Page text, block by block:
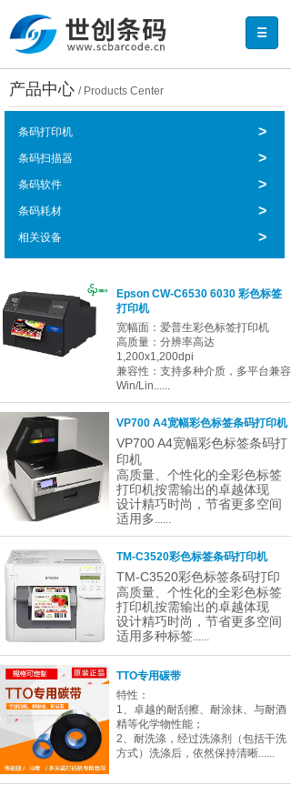
产品中心 / Products Center
条码打印机 >
条码扫描器 >
条码软件 >
条码耗材 >
相关设备 >
Epson CW-C6530 6030 彩色标签
打印机
宽幅面：爱普生彩色标签打印机
高质量：分辨率高达
1,200x1,200dpi
兼容性：支持多种介质，多平台兼容
Win/Lin......
VP700 A4宽幅彩色标签条码打印机
VP700 A4宽幅彩色标签条码打
印机
高质量、个性化的全彩色标签
打印机按需输出的卓越体现
设计精巧时尚，节省更多空间
适用多......
TM-C3520彩色标签条码打印机
TM-C3520彩色标签条码打印
高质量、个性化的全彩色标签
打印机按需输出的卓越体现
设计精巧时尚，节省更多空间
适用多种标签......
TTO专用碳带
特性：
1、卓越的耐刮擦、耐涂抹、与耐酒
精等化学物性能；
2、耐洗涤，经过洗涤剂（包括干洗
方式）洗涤后，依然保持清晰......